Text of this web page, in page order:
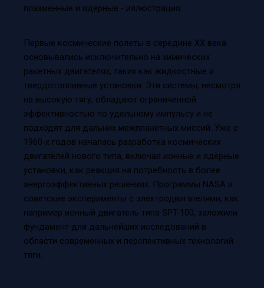
Первые космические полеты в середине XX века
основывались исключительно на химических
ракетных двигателях, таких как жидкостные и
твердотопливные установки. Эти системы, несмотря
на высокую тягу, обладают ограниченной
эффективностью по удельному импульсу и не
подходят для дальних межпланетных миссий. Уже с
1960-х годов началась разработка космических
двигателей нового типа, включая ионные и ядерные
установки, как реакция на потребность в более
энергоэффективных решениях. Программы NASA и
советские эксперименты с электродвигателями, как
например ионный двигатель типа SPT-100, заложили
фундамент для дальнейших исследований в
области современных и перспективных технологий
тяги.